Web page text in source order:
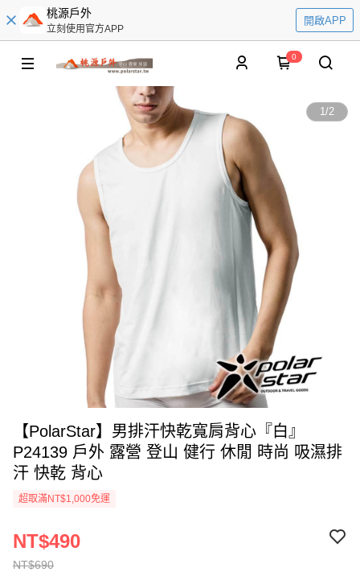
桃源戶外
立刻使用官方APP
開啟APP
0
1/2
【PolarStar】男排汗快乾寬肩背心『白』
P24139 戶外 露營 登山 健行 休閒 時尚 吸濕排
汗 快乾 背心
超取滿NT$1,000免運
NT$690
NT$490